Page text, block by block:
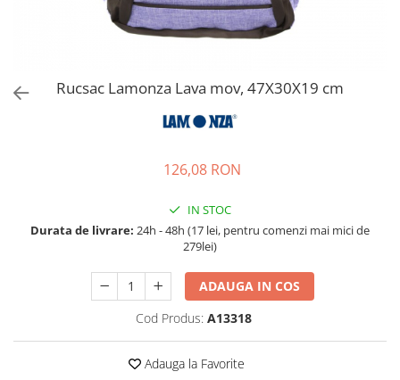
BorseteRucsac Lamonza Lava mov, 47X30X19 cm
126,08 RON
IN STOC
Durata de livrare: 24h - 48h (17 lei, pentru comenzi mai mici de
279lei)
ADAUGA IN COS
Cod Produs: A13318
Adauga la Favorite